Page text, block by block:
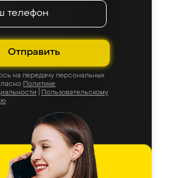
Отправить
на передачу персональных
Политике
Пользовательскому